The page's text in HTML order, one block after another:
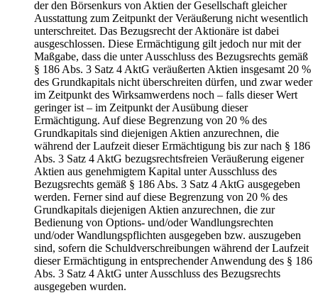
der den Börsenkurs von Aktien der Gesellschaft gleicher
Ausstattung zum Zeitpunkt der Veräußerung nicht wesentlich
unterschreitet. Das Bezugsrecht der Aktionäre ist dabei
ausgeschlossen. Diese Ermächtigung gilt jedoch nur mit der
Maßgabe, dass die unter Ausschluss des Bezugsrechts gemäß
§ 186 Abs. 3 Satz 4 AktG veräußerten Aktien insgesamt 20 %
des Grundkapitals nicht überschreiten dürfen, und zwar weder
im Zeitpunkt des Wirksamwerdens noch – falls dieser Wert
geringer ist – im Zeitpunkt der Ausübung dieser
Ermächtigung. Auf diese Begrenzung von 20 % des
Grundkapitals sind diejenigen Aktien anzurechnen, die
während der Laufzeit dieser Ermächtigung bis zur nach § 186
Abs. 3 Satz 4 AktG bezugsrechtsfreien Veräußerung eigener
Aktien aus genehmigtem Kapital unter Ausschluss des
Bezugsrechts gemäß § 186 Abs. 3 Satz 4 AktG ausgegeben
werden. Ferner sind auf diese Begrenzung von 20 % des
Grundkapitals diejenigen Aktien anzurechnen, die zur
Bedienung von Options- und/oder Wandlungsrechten
und/oder Wandlungspflichten ausgegeben bzw. auszugeben
sind, sofern die Schuldverschreibungen während der Laufzeit
dieser Ermächtigung in entsprechender Anwendung des § 186
Abs. 3 Satz 4 AktG unter Ausschluss des Bezugsrechts
ausgegeben wurden.